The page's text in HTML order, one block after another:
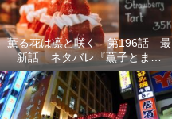
薫る花は凛と咲く 第196話 最
新話 ネタバレ『薫子とまど
か』